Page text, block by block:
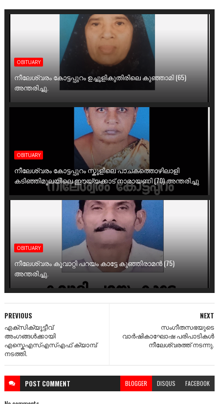
OBITUARY
നീലേശ്വരം കോട്ടപ്പുറം ഉച്ചൂളികുതിരിലെ കുഞ്ഞാമി (65)
അന്തരിച്ചു.
OBITUARY
നീലേശ്വരം കോട്ടപ്പുറം സ്കൂളിലെ പാചകത്തൊഴിലാളി
കടിഞ്ഞിമൂലയിലെ ഈയ്യക്കാട് നാരായണി (70) അന്തരിച്ചു
OBITUARY
നീലേശ്വരം കൂവാറ്റി പറയം കാട്ടേ കുഞ്ഞിരാമൻ (75)
അന്തരിച്ചു.
NEXT
സംഗീതസഭയുടെ
വാർഷികാഘോഷ പരിപാടികൾ
നീലേശ്വരത്ത് നടന്നു.
PREVIOUS
എക്സിക്യൂട്ടീവ്
അംഗങ്ങൾക്കായി
എസ്കെഎസ്എസ്എഫ് ക്യാമ്പ്
നടത്തി.
POST COMMENT BLOGGER DISQUS FACEBOOK